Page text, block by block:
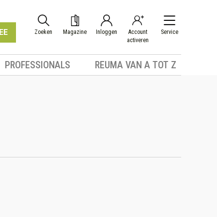
Zoeken Magazine Inloggen
Account
activeren
Service
PROFESSIONALS REUMA VAN A TOT Z